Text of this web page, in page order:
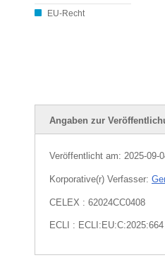
EU-Recht
Angaben zur
Veröffentlicht am: 2025-09-
Korporative(r) Verfasser:
CELEX : 62024CC0408
ECLI : ECLI:EU:C:2025:664